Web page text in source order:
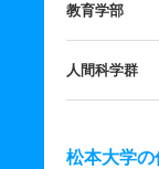
教育学部
人間科学群
松本大学の